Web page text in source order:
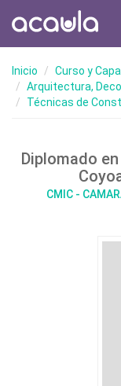
Inicio Curso y
Arquitectura,
Técnicas de
Diplomado
CMIC -